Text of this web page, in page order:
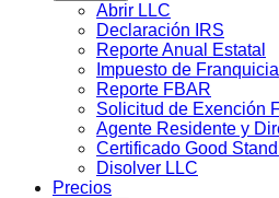
Abrir LLC
Declaración IRS
Reporte Anual Estatal
Impuesto de Franquicia
Reporte FBAR
Solicitud de Exención
Agente Residente y
Certificado Good
Disolver LLC
Precios